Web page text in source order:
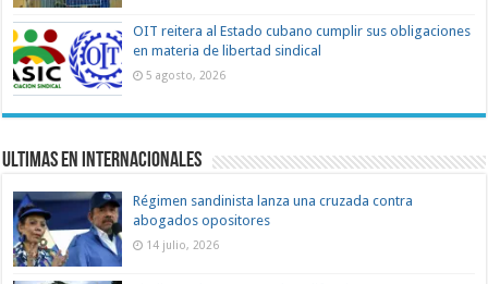
OIT reitera al Estado cubano cumplir sus obligaciones
en materia de libertad sindical
5 agosto, 2026
Ultimas en Internacionales
Régimen sandinista lanza una cruzada contra
abogados opositores
14 julio, 2026